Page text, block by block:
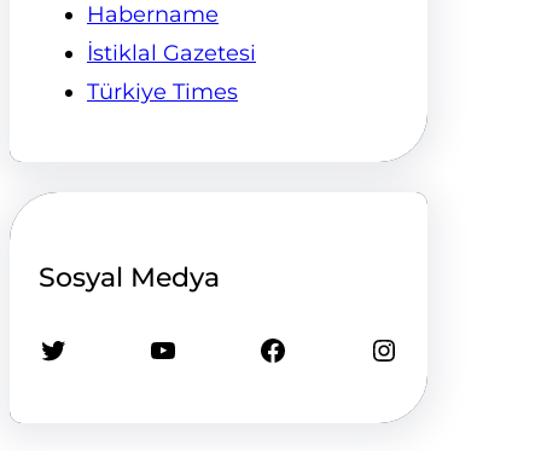
Habername
İstiklal Gazetesi
Türkiye Times
Sosyal Medya
Twitter YouTube Facebook Instagram